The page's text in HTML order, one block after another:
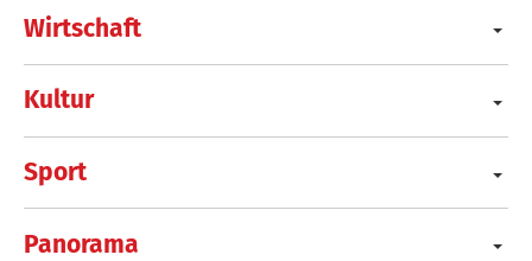
Wirtschaft
Kultur
Sport
Panorama